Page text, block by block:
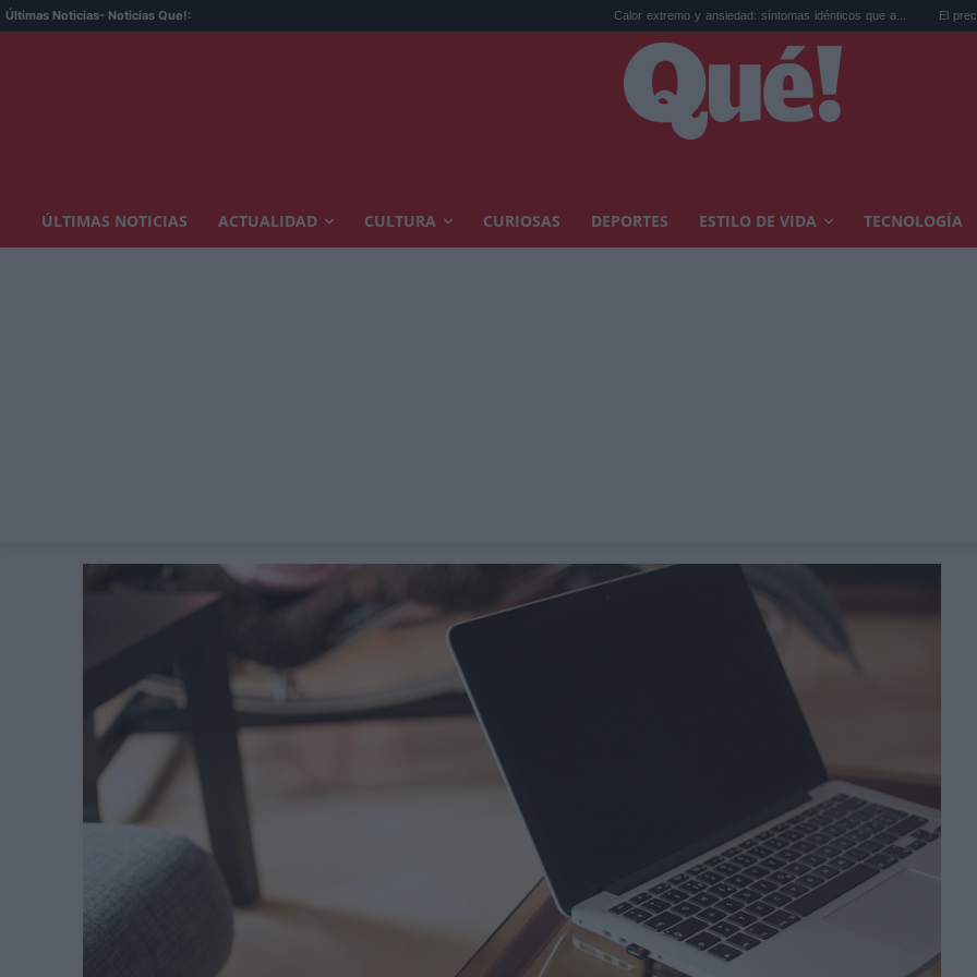
Últimas Noticias- Noticias Que!: Calor extremo y ansiedad: síntomas idénticos que a... El precio de la vivienda
ÚLTIMAS NOTICIAS ACTUALIDAD CULTURA CURIOSAS DEPORTES ESTILO DE VIDA TECNOLOGÍA